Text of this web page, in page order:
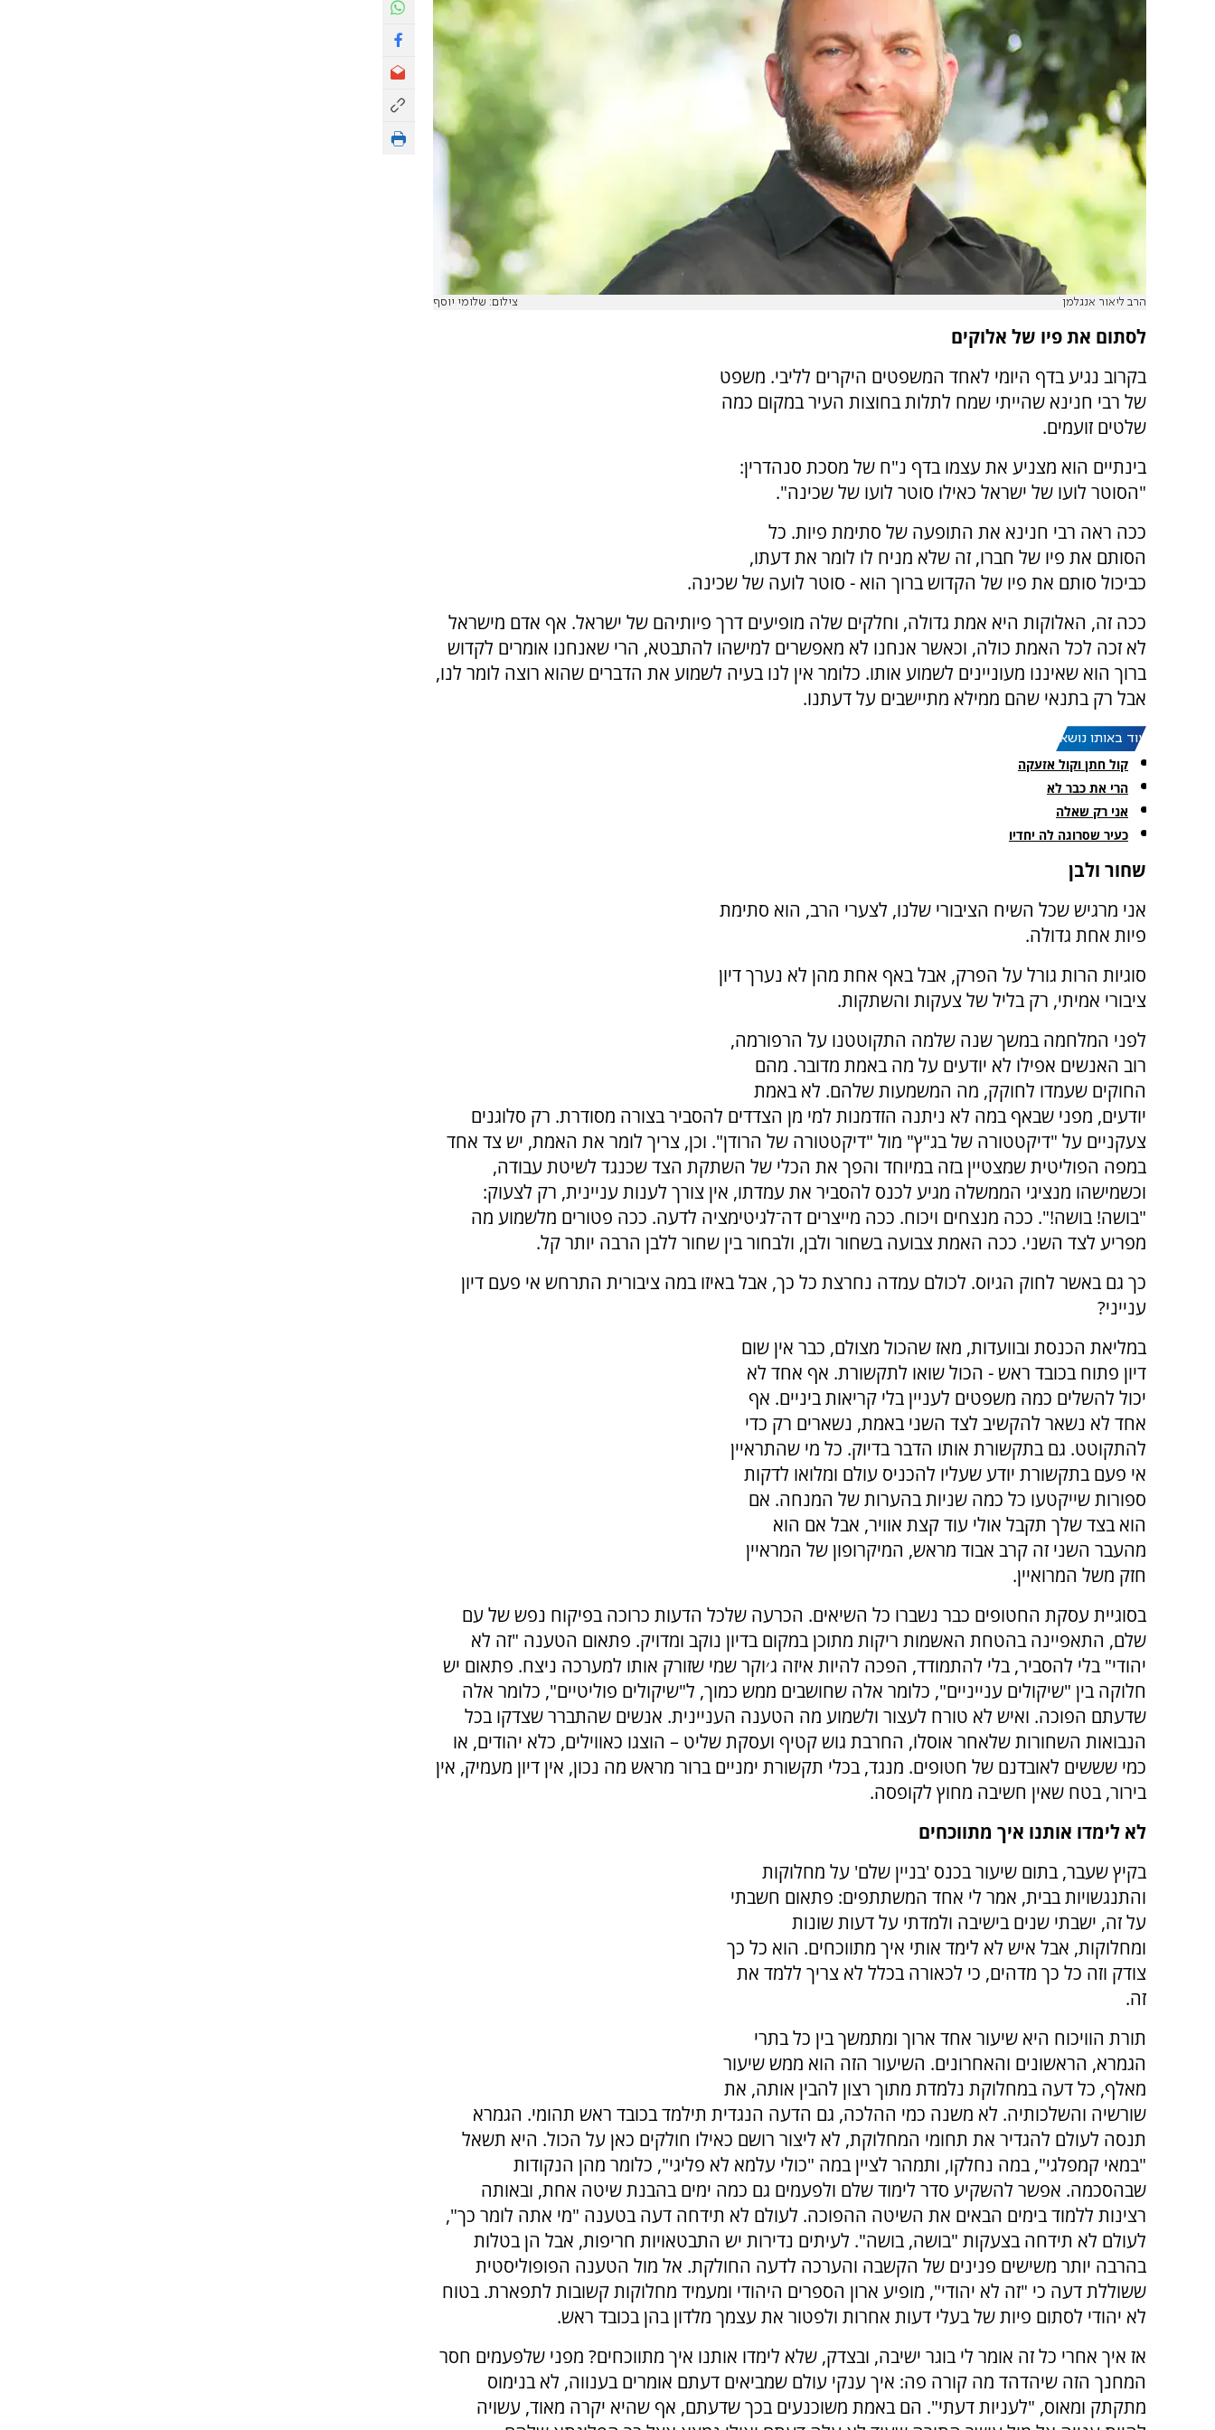
הרב ליאור אנגלמן צילום: שלומי יוסף
לסתום את פיו של אלוקים
בקרוב נגיע בדף היומי לאחד המשפטים היקרים לליבי. משפט
של רבי חנינא שהייתי שמח לתלות בחוצות העיר במקום כמה
שלטים זועמים.
בינתיים הוא מצניע את עצמו בדף נ"ח של מסכת סנהדרין:
"הסוטר לועו של ישראל כאילו סוטר לועו של שכינה".
ככה ראה רבי חנינא את התופעה של סתימת פיות. כל
הסותם את פיו של חברו, זה שלא מניח לו לומר את דעתו,
כביכול סותם את פיו של הקדוש ברוך הוא - סוטר לועה של שכינה.
ככה זה, האלוקות היא אמת גדולה, וחלקים שלה מופיעים דרך פיותיהם של ישראל. אף אדם מישראל
לא זכה לכל האמת כולה, וכאשר אנחנו לא מאפשרים למישהו להתבטא, הרי שאנחנו אומרים לקדוש
ברוך הוא שאיננו מעוניינים לשמוע אותו. כלומר אין לנו בעיה לשמוע את הדברים שהוא רוצה לומר לנו,
אבל רק בתנאי שהם ממילא מתיישבים על דעתנו.
עוד באותו נושא:
קול חתן וקול אזעקה
הרי את כבר לא
אני רק שאלה
כעיר שסרוגה לה יחדיו
שחור ולבן
אני מרגיש שכל השיח הציבורי שלנו, לצערי הרב, הוא סתימת
פיות אחת גדולה.
סוגיות הרות גורל על הפרק, אבל באף אחת מהן לא נערך דיון
ציבורי אמיתי, רק בליל של צעקות והשתקות.
לפני המלחמה במשך שנה שלמה התקוטטנו על הרפורמה,
רוב האנשים אפילו לא יודעים על מה באמת מדובר. מהם
החוקים שעמדו לחוקק, מה המשמעות שלהם. לא באמת
יודעים, מפני שבאף במה לא ניתנה הזדמנות למי מן הצדדים להסביר בצורה מסודרת. רק סלוגנים
צעקניים על "דיקטטורה של בג"ץ" מול "דיקטטורה של הרודן". וכן, צריך לומר את האמת, יש צד אחד
במפה הפוליטית שמצטיין בזה במיוחד והפך את הכלי של השתקת הצד שכנגד לשיטת עבודה,
וכשמישהו מנציגי הממשלה מגיע לכנס להסביר את עמדתו, אין צורך לענות עניינית, רק לצעוק:
"בושה! בושה!". ככה מנצחים ויכוח. ככה מייצרים דה־לגיטימציה לדעה. ככה פטורים מלשמוע מה
מפריע לצד השני. ככה האמת צבועה בשחור ולבן, ולבחור בין שחור ללבן הרבה יותר קל.
כך גם באשר לחוק הגיוס. לכולם עמדה נחרצת כל כך, אבל באיזו במה ציבורית התרחש אי פעם דיון
ענייני?
במליאת הכנסת ובוועדות, מאז שהכול מצולם, כבר אין שום
דיון פתוח בכובד ראש - הכול שואו לתקשורת. אף אחד לא
יכול להשלים כמה משפטים לעניין בלי קריאות ביניים. אף
אחד לא נשאר להקשיב לצד השני באמת, נשארים רק כדי
להתקוטט. גם בתקשורת אותו הדבר בדיוק. כל מי שהתראיין
אי פעם בתקשורת יודע שעליו להכניס עולם ומלואו לדקות
ספורות שייקטעו כל כמה שניות בהערות של המנחה. אם
הוא בצד שלך תקבל אולי עוד קצת אוויר, אבל אם הוא
מהעבר השני זה קרב אבוד מראש, המיקרופון של המראיין
חזק משל המרואיין.
בסוגיית עסקת החטופים כבר נשברו כל השיאים. הכרעה שלכל הדעות כרוכה בפיקוח נפש של עם
שלם, התאפיינה בהטחת האשמות ריקות מתוכן במקום בדיון נוקב ומדויק. פתאום הטענה "זה לא
יהודי" בלי להסביר, בלי להתמודד, הפכה להיות איזה ג׳וקר שמי שזורק אותו למערכה ניצח. פתאום יש
חלוקה בין "שיקולים ענייניים", כלומר אלה שחושבים ממש כמוך, ל"שיקולים פוליטיים", כלומר אלה
שדעתם הפוכה. ואיש לא טורח לעצור ולשמוע מה הטענה העניינית. אנשים שהתברר שצדקו בכל
הנבואות השחורות שלאחר אוסלו, החרבת גוש קטיף ועסקת שליט – הוצגו כאווילים, כלא יהודים, או
כמי שששים לאובדנם של חטופים. מנגד, בכלי תקשורת ימניים ברור מראש מה נכון, אין דיון מעמיק, אין
בירור, בטח שאין חשיבה מחוץ לקופסה.
לא לימדו אותנו איך מתווכחים
בקיץ שעבר, בתום שיעור בכנס 'בניין שלם' על מחלוקות
והתנגשויות בבית, אמר לי אחד המשתתפים: פתאום חשבתי
על זה, ישבתי שנים בישיבה ולמדתי על דעות שונות
ומחלוקות, אבל איש לא לימד אותי איך מתווכחים. הוא כל כך
צודק וזה כל כך מדהים, כי לכאורה בכלל לא צריך ללמד את
זה.
תורת הוויכוח היא שיעור אחד ארוך ומתמשך בין כל בתרי
הגמרא, הראשונים והאחרונים. השיעור הזה הוא ממש שיעור
מאלף, כל דעה במחלוקת נלמדת מתוך רצון להבין אותה, את
שורשיה והשלכותיה. לא משנה כמי ההלכה, גם הדעה הנגדית תילמד בכובד ראש תהומי. הגמרא
תנסה לעולם להגדיר את תחומי המחלוקת, לא ליצור רושם כאילו חולקים כאן על הכול. היא תשאל
"במאי קמפלגי", במה נחלקו, ותמהר לציין במה "כולי עלמא לא פליגי", כלומר מהן הנקודות
שבהסכמה. אפשר להשקיע סדר לימוד שלם ולפעמים גם כמה ימים בהבנת שיטה אחת, ובאותה
רצינות ללמוד בימים הבאים את השיטה ההפוכה. לעולם לא תידחה דעה בטענה "מי אתה לומר כך",
לעולם לא תידחה בצעקות "בושה, בושה". לעיתים נדירות יש התבטאויות חריפות, אבל הן בטלות
בהרבה יותר משישים פנינים של הקשבה והערכה לדעה החולקת. אל מול הטענה הפופוליסטית
ששוללת דעה כי "זה לא יהודי", מופיע ארון הספרים היהודי ומעמיד מחלוקות קשובות לתפארת. בטוח
לא יהודי לסתום פיות של בעלי דעות אחרות ולפטור את עצמך מלדון בהן בכובד ראש.
אז איך אחרי כל זה אומר לי בוגר ישיבה, ובצדק, שלא לימדו אותנו איך מתווכחים? מפני שלפעמים חסר
המחנך הזה שיהדהד מה קורה פה: איך ענקי עולם שמביאים דעתם אומרים בענווה, לא בנימוס
מתקתק ומאוס, "לעניות דעתי". הם באמת משוכנעים בכך שדעתם, אף שהיא יקרה מאוד, עשויה